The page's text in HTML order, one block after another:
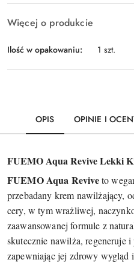
Więcej o produkcie
Ilość w opakowaniu: 1 szt.
OPIS OPINIE I
FUEMO Aqua Revive Lekki
FUEMO Aqua Reviveto
przebadany krem nawilżający,
cery, w tym wrażliwej,
zaawansowanej formule z
skutecznie nawilża, regeneruje
zapewniając jej zdrowy wygląd